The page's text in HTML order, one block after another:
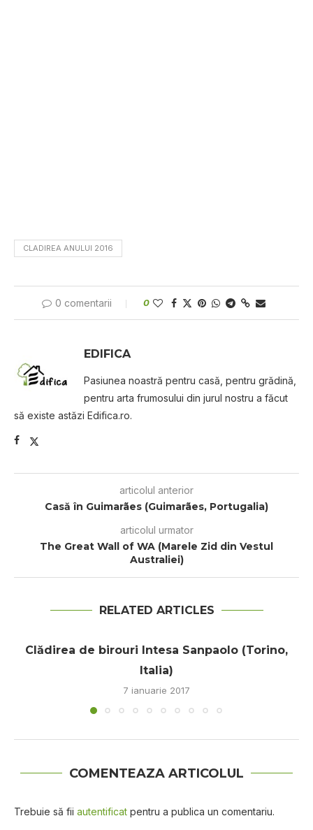
CLADIREA ANULUI 2016
0 comentarii 0
EDIFICA
Pasiunea noastră pentru casă, pentru grădină,
pentru arta frumosului din jurul nostru a făcut
să existe astăzi Edifica.ro.
articolul anterior
Casă în Guimarães (Guimarães, Portugalia)
articolul urmator
The Great Wall of WA (Marele Zid din Vestul
Australiei)
RELATED ARTICLES
Clădirea de birouri Intesa Sanpaolo (Torino,
Italia)
7 ianuarie 2017
COMENTEAZA ARTICOLUL
Trebuie să fii autentificat pentru a publica un comentariu.